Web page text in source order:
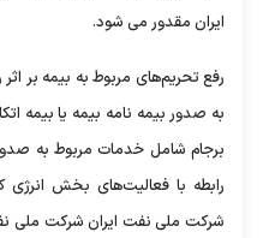
ایران مقدور می شود.
رفع تحریم‌های مربوط به بیمه بر
به صدور بیمه نامه بیمه یا بیمه
برجام شامل خدمات مربوط به صدور
رابطه با فعالیت‌های بخش انرژی
شرکت ملی نفت ایران شرکت ملی